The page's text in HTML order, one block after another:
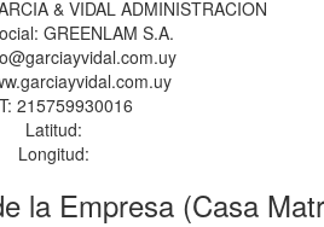
& VIDAL ADMINISTRACION
GREENLAM S.A.
215759930016
Latitud:
Longitud:
la Empresa (Casa